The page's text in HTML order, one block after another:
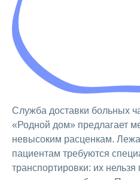
Служба доставки больных
«Родной дом» предлагает
невысоким расценкам.
пациентам требуются
транспортировки: их